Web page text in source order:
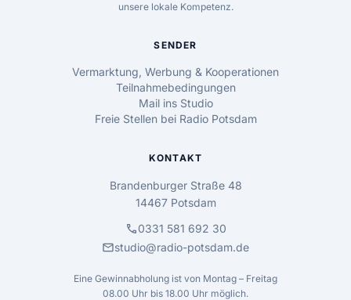
unsere lokale Kompetenz.
SENDER
Vermarktung, Werbung & Kooperationen
Teilnahmebedingungen
Mail ins Studio
Freie Stellen bei Radio Potsdam
KONTAKT
Brandenburger Straße 48
14467 Potsdam
call0331 581 692 30
mailstudio@radio-potsdam.de
Eine Gewinnabholung ist von Montag – Freitag
08.00 Uhr bis 18.00 Uhr möglich.